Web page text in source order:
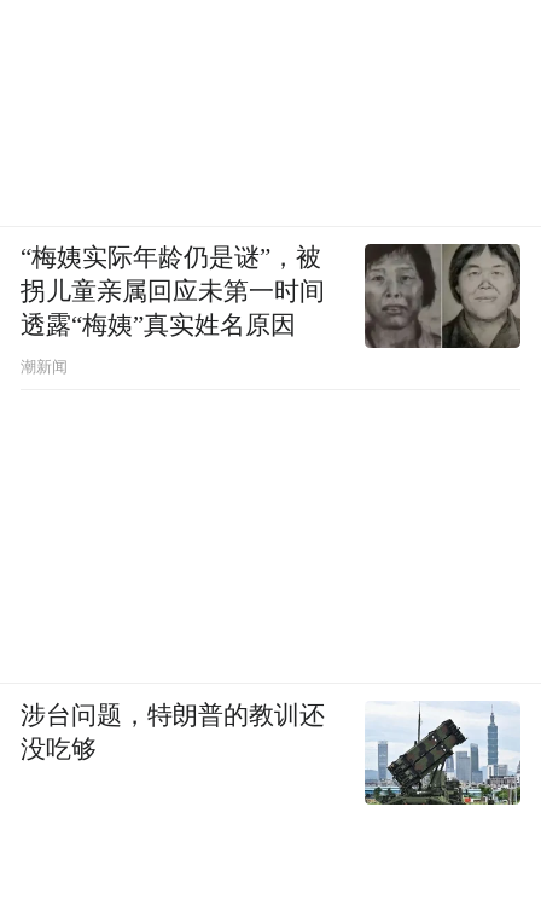
“梅姨实际年龄仍是谜”，被
拐儿童亲属回应未第一时间
透露“梅姨”真实姓名原因
潮新闻
涉台问题，特朗普的教训还
没吃够